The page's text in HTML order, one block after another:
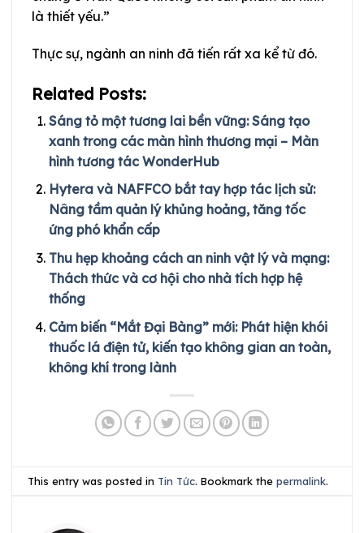
là thiết yếu.”
Thực sự, ngành an ninh đã tiến rất xa kể từ đó.
Related Posts:
Sáng tỏ một tương lai bền vững: Sáng tạo
xanh trong các màn hình thương mại – Màn
hình tương tác WonderHub
Hytera và NAFFCO bắt tay hợp tác lịch sử:
Nâng tầm quản lý khủng hoảng, tăng tốc
ứng phó khẩn cấp
Thu hẹp khoảng cách an ninh vật lý và mạng:
Thách thức và cơ hội cho nhà tích hợp hệ
thống
Cảm biến “Mắt Đại Bàng” mới: Phát hiện khói
thuốc lá điện tử, kiến tạo không gian an toàn,
không khí trong lành
This entry was posted in Tin Tức. Bookmark thepermalink.